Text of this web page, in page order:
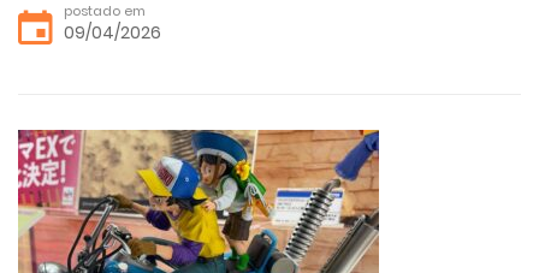
postado em
09/04/2026